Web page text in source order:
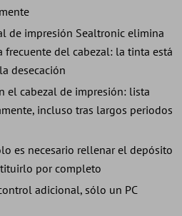
de impresión Sealtronic elimina
frecuente del cabezal: la tinta está
desecación
el cabezal de impresión: lista
incluso tras largos periodos
es necesario rellenar el depósito
por completo
adicional, sólo un PC